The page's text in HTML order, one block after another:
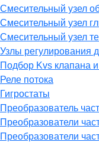
Смесительный узел
Смесительный узел
Смесительный узел
Узлы регулирования
Подбор Kvs клапана
Реле потока
Гигростаты
Преобразователь
Преобразователи
Преобразователи